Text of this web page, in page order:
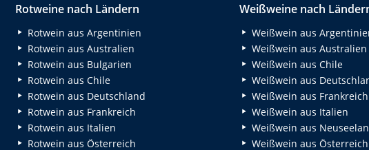
Rotweine nach Ländern
Rotwein aus Argentinien
Rotwein aus Australien
Rotwein aus Bulgarien
Rotwein aus Chile
Rotwein aus Deutschland
Rotwein aus Frankreich
Rotwein aus Italien
Rotwein aus Österreich
Weißweine nach
Weißwein aus
Weißwein aus Australien
Weißwein aus Chile
Weißwein aus
Weißwein aus Frankreich
Weißwein aus Italien
Weißwein aus
Weißwein aus Österreich